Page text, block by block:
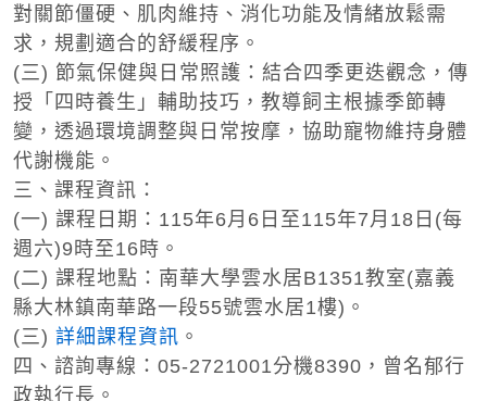
對關節僵硬、肌肉維持、消化功能及情緒放鬆需
求，規劃適合的舒緩程序。
(三) 節氣保健與日常照護：結合四季更迭觀念，傳
授「四時養生」輔助技巧，教導飼主根據季節轉
變，透過環境調整與日常按摩，協助寵物維持身體
代謝機能。
三、課程資訊：
(一) 課程日期： 115年6月 6 日至115年7月 18 日 (每
週六)9時至16時。
(二) 課程地點：南華大學雲水居B1351教室(嘉義
縣大林鎮南華路一段55號雲水居1樓) 。
(三) 詳細課程資訊 。
四、諮詢專線： 05-2721001分機8390 ，曾名郁行
政執行長。